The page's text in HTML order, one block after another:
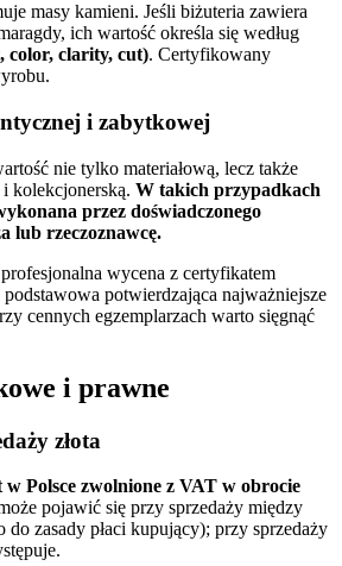
masy kamieni. Jeśli biżuteria zawiera
ich wartość określa się według
color, clarity, cut). Certyfikowany
i zabytkowej
nie tylko materiałową, lecz także
kolekcjonerską. W takich przypadkach
przez doświadczonego
lub rzeczoznawcę.
wycena z certyfikatem
potwierdzająca najważniejsze
cennych egzemplarzach warto sięgnąć
i prawne
złota
w Polsce zwolnione z VAT w obrocie
pojawić się przy sprzedaży między
zasady płaci kupujący); przy sprzedaży